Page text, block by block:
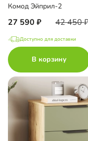
Комод Эйприл-2
27 590 42 450
Доступно для доставки
В корзину